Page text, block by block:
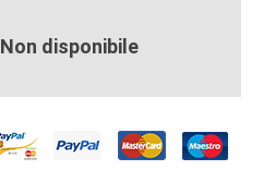
Non disponibile